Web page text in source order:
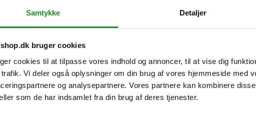
Samtykke Detaljer
bruger cookies
cookies til at tilpasse vores indhold og annoncer, til at vise dig
Vi deler også oplysninger om din brug af vores hjemmeside med
og analysepartnere. Vores partnere kan kombinere
som de har indsamlet fra din brug af deres tjenester.
Støvet Eg - 10351277